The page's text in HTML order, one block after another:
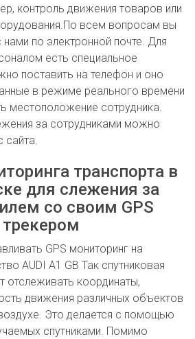
контроль движения товаров или
всем вопросам вы
по электронной почте. Для
есть специальное
поставить на телефон и оно
в режиме реального времени
местоположение сотрудника.
за сотрудниками можно
сайта.
транспорта в
для слежения за
со своим GPS
трекером
GPS мониторинг на
AUDI A1 GB Так спутниковая
отслеживать координаты,
движения различных объектов
Это делается с помощью
спутниками. Помимо